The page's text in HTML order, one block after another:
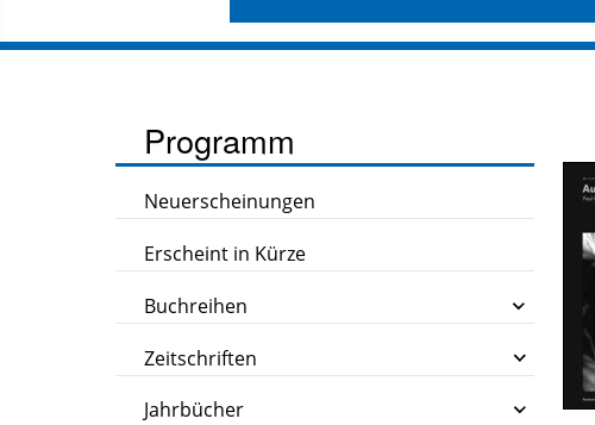
Programm
Neuerscheinungen
Erscheint in Kürze
Buchreihen
Zeitschriften
Jahrbücher